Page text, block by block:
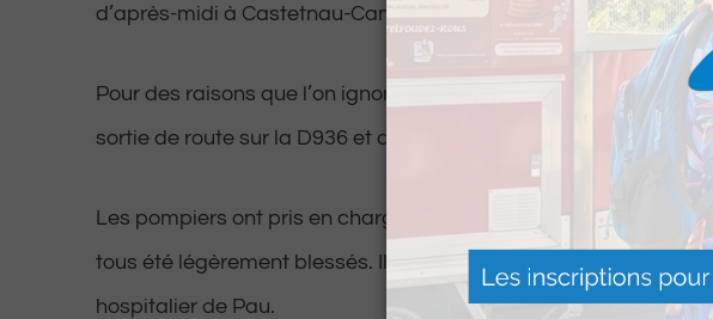
d’après-midi à Castetnau-Camblong.
Pour des raisons que l’on ignore encore, une voiture à fait une
sortie de route sur la D936 et a fait plusieurs tonneaux.
Les pompiers ont pris en charge un adulte et trois enfants qui ont
tous été légèrement blessés. Ils ont été évacués vers le centre
hospitalier de Pau.